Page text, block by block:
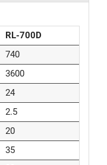
RL-700D
740
3600
24
2.5
20
35